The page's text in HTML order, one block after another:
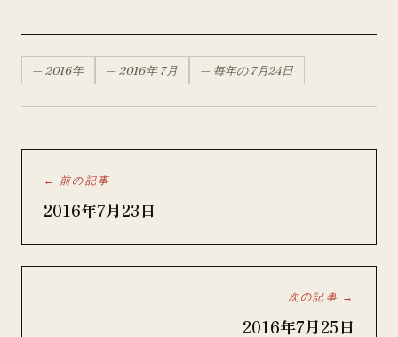
— 2016年 — 2016年7月 — 毎年の7月24日
← 前の記事
2016年7月23日
次の記事 →
2016年7月25日